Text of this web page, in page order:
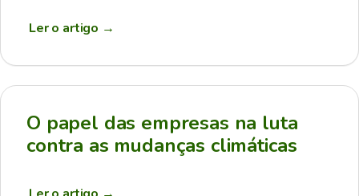
Ler o artigo →
O papel das empresas na luta
contra as mudanças climáticas